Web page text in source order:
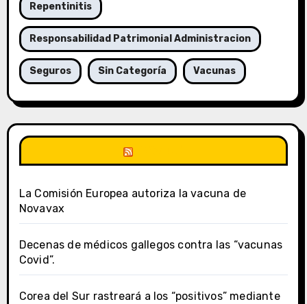
Repentinitis
Responsabilidad Patrimonial Administracion
Seguros Sin Categoría Vacunas
La Comisión Europea autoriza la vacuna de
Novavax
Decenas de médicos gallegos contra las “vacunas
Covid”.
Corea del Sur rastreará a los “positivos” mediante